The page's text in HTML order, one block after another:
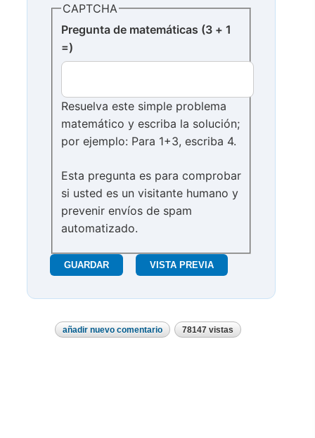
CAPTCHA
Pregunta de matemáticas (3 + 1
=)
Resuelva este simple problema
matemático y escriba la solución;
por ejemplo: Para 1+3, escriba 4.
Esta pregunta es para comprobar
si usted es un visitante humano y
prevenir envíos de spam
automatizado.
añadir nuevo comentario 78147 vistas